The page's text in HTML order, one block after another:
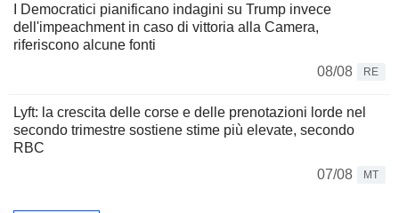
I Democratici pianificano indagini su Trump invece
dell'impeachment in caso di vittoria alla Camera,
riferiscono alcune fonti
08/08
RE
Lyft: la crescita delle corse e delle prenotazioni lorde nel
secondo trimestre sostiene stime più elevate, secondo
RBC
07/08
MT